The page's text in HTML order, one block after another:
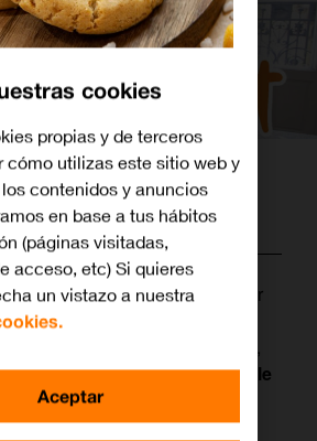
un día entero desconectado por
A día de hoy sabemos que
difícil de superar para todos,
en unservicio indispensable
: para trabajar, recibir correos,
escuchar música.
cookies
propias y de terceros
cómo utilizas este sitio web y
contenidos y anuncios
en base a tus hábitos
(páginas visitadas,
acceso, etc) Si quieres
un vistazo a nuestra
Aceptar